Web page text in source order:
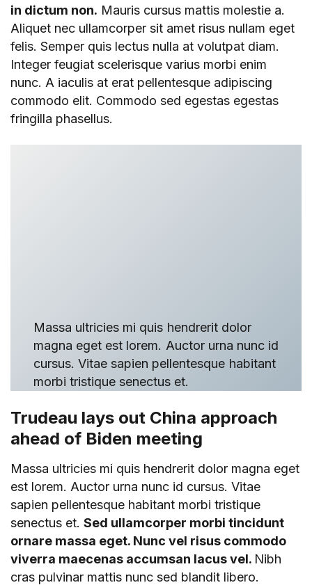
in dictum non. Mauris cursus mattis molestie a.
Aliquet nec ullamcorper sit amet risus nullam eget
felis. Semper quis lectus nulla at volutpat diam.
Integer feugiat scelerisque varius morbi enim
nunc. A iaculis at erat pellentesque adipiscing
commodo elit. Commodo sed egestas egestas
fringilla phasellus.
Massa ultricies mi quis hendrerit dolor
magna eget est lorem. Auctor urna nunc id
cursus. Vitae sapien pellentesque habitant
morbi tristique senectus et.
Trudeau lays out China approach
ahead of Biden meeting
Massa ultricies mi quis hendrerit dolor magna eget
est lorem. Auctor urna nunc id cursus. Vitae
sapien pellentesque habitant morbi tristique
senectus et.Sed ullamcorper morbi tincidunt
ornare massa eget. Nunc vel risus commodo
viverra maecenas accumsan lacus vel. Nibh
cras pulvinar mattis nunc sed blandit libero.